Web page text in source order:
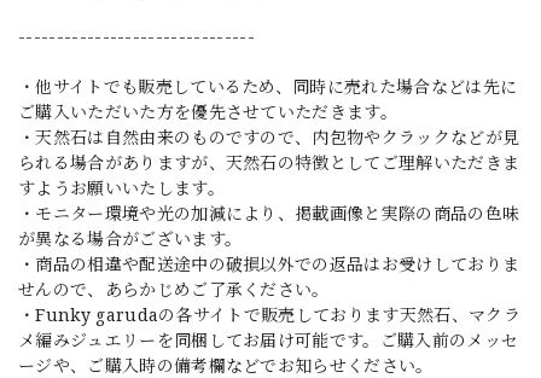
-------------------------------
・他サイトでも販売しているため、同時に売れた場合などは先に
ご購入いただいた方を優先させていただきます。
・天然石は自然由来のものですので、内包物やクラックなどが見
られる場合がありますが、天然石の特徴としてご理解いただきま
すようお願いいたします。
・モニター環境や光の加減により、掲載画像と実際の商品の色味
が異なる場合がございます。
・商品の相違や配送途中の破損以外での返品はお受けしておりま
せんので、あらかじめご了承ください。
・Funky garudaの各サイトで販売しております天然石、マクラ
メ編みジュエリーを同梱してお届け可能です。ご購入前のメッセ
ージや、ご購入時の備考欄などでお知らせください。